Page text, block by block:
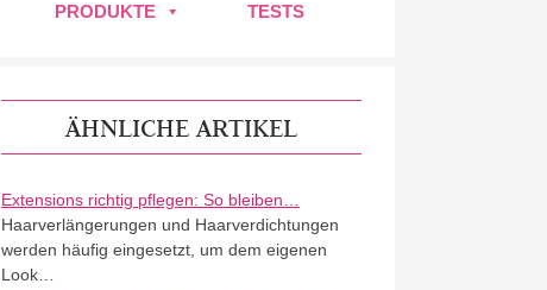
PRODUKTE TESTS
ÄHNLICHE ARTIKEL
Extensions richtig pflegen: So bleiben…
Haarverlängerungen und Haarverdichtungen
werden häufig eingesetzt, um dem eigenen
Look…